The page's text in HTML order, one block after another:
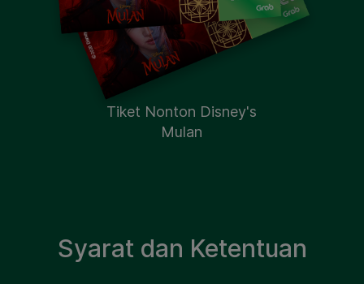
Tiket Nonton Disney's
Mulan
Syarat dan Ketentuan